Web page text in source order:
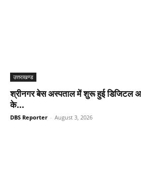
उत्तराखण्ड
श्रीनगर बेस अस्पताल में शुरू हुई डिजिटल
के...
DBS Reporter - August 3, 2026